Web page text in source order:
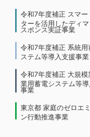
令和7年度補正 スマー
ターを活用したディ
スポンス実証事業
令和7年度補正 系統用
ステム等導入支援事業
令和7年度補正 大規模
業用蓄電システム等
事業
東京都 家庭のゼロエ
ン行動推進事業